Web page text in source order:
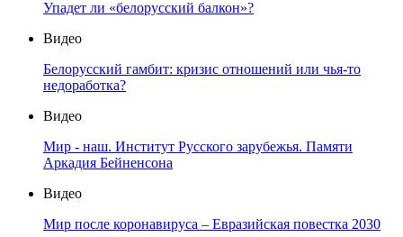
Упадет ли «белорусский балкон»?
Видео
Белорусский гамбит: кризис отношений или чья-то
недоработка?
Видео
Мир - наш. Институт Русского зарубежья. Памяти
Аркадия Бейненсона
Видео
Мир после коронавируса – Евразийская повестка 2030